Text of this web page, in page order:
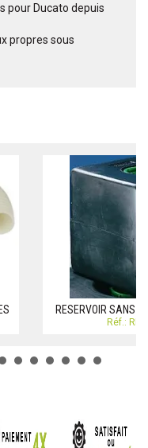
pour Ducato depuis
propres sous
RESERVOIR SANS
Réf.: